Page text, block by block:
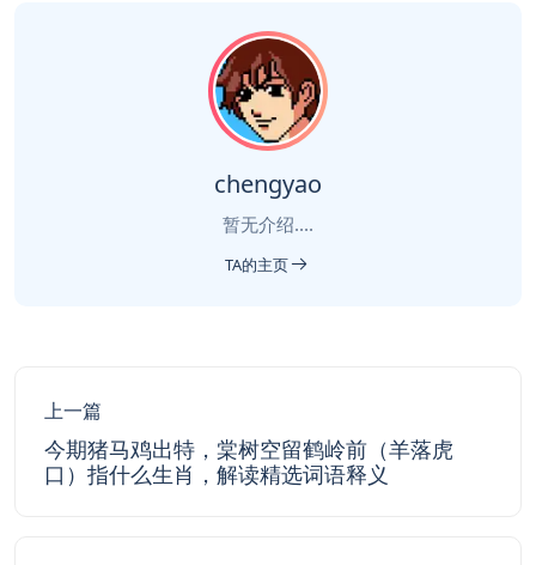
chengyao
暂无介绍....
TA的主页
上一篇
今期猪马鸡出特，棠树空留鹤岭前（羊落虎
口）指什么生肖，解读精选词语释义